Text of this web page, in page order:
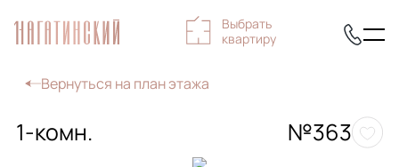
Выбрать
квартиру
Вернуться на план этажа
1-комн. №363